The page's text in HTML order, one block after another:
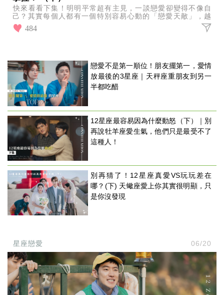
快來看看下集！明明平常超有主見，一談戀愛卻變得不像自
己？其實每個人都有一個特別容易心動的「戀愛天敵」，越
是猜不透、越是和自己不同，反而越容易被吸引！
484
戀愛不是第一順位！朋友擺第一，愛情
放最後的3星座｜天秤座重朋友到另一
半都吃醋
12星座最容易因為什麼動怒（下）｜別
再說牡羊座愛生氣，他們只是最受不了
這種人！
別再猜了！12星座真愛VS玩玩差在
哪？(下) 天蠍座愛上你其實很明顯，只
是你沒發現
星座戀愛 06/20